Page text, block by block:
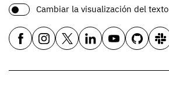
Cambiar la visualización del texto